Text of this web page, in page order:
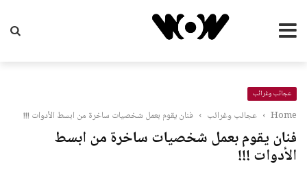
عجائب وغرائب
Home
› عجائب وغرائب › فنان يقوم بعمل شخصيات ساخرة من ابسط الأدوات !!!
فنان يقوم بعمل شخصيات ساخرة من ابسط
الأدوات !!!